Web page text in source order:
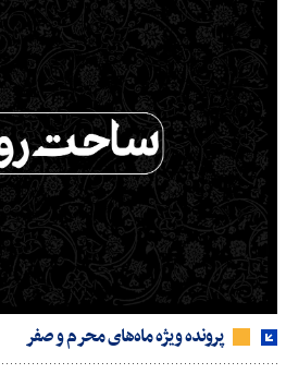
پرونده ویژه ماه‌های محرم و صفر